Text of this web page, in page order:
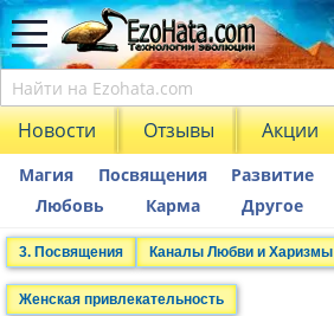
Новости Отзывы Акции
Магия Посвящения Развитие
Любовь
Карма Другое
3. Посвящения Каналы Любви и Харизмы
Женская привлекательность